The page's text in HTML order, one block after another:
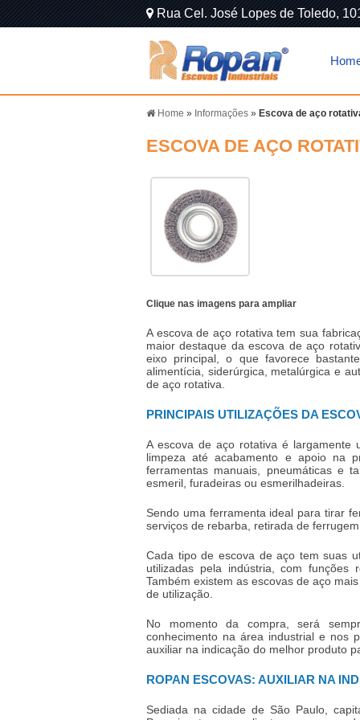
Rua Cel. José Lopes de Toledo,
Home » Informações » Escova de aço
ESCOVA DE AÇO
Clique nas imagens para ampliar
A escova de aço rotativa tem sua
maior destaque daescova de aço
eixo principal, o que favorece
alimentícia, siderúrgica, metalúrgica e
de aço rotativa
PRINCIPAIS UTILIZAÇÕES DA
A escova de aço rotativa é largamente
limpeza até acabamento e apoio na
ferramentas manuais, pneumáticas e
esmeril, furadeiras ou esmerilhadeiras.
Sendo uma ferramenta ideal para tirar
serviços de rebarba, retirada de
Cada tipo de escova de aço tem suas
utilizadas pela indústria, com funções
Também existem as escovas de aço
de utilização.
No momento da compra, será
conhecimento na área industrial e nos
auxiliar na indicação do melhor produto
ROPAN ESCOVAS: AUXILIAR NA
Sediada na cidade de São Paulo,